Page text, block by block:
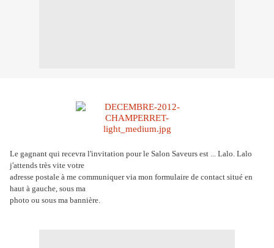
Le gagnant qui recevra l'invitation pour le Salon Saveurs est ... Lalo. Lalo
j'attends très vite votre
adresse postale à me communiquer via mon formulaire de contact situé en
haut à gauche, sous ma
photo ou sous ma bannière.